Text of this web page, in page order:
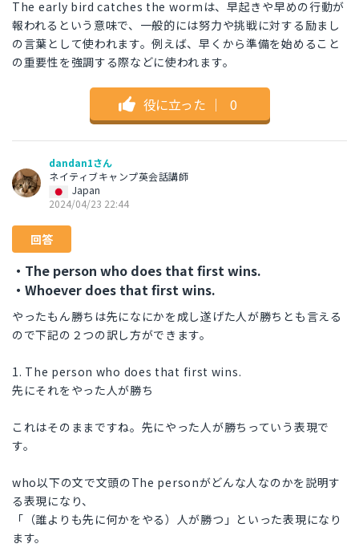
The early bird catches the wormは、早起きや早めの行動が
報われるという意味で、一般的には努力や挑戦に対する励まし
の言葉として使われます。例えば、早くから準備を始めること
の重要性を強調する際などに使われます。
役に立った ｜ 0
dandan1さん
ネイティブキャンプ英会話講師
Japan
2024/04/23 22:44
回答
・The person who does that first wins.
・Whoever does that first wins.
やったもん勝ちは先になにかを成し遂げた人が勝ちとも言える
ので下記の２つの訳し方ができます。
1. The person who does that first wins.
先にそれをやった人が勝ち
これはそのままですね。先にやった人が勝ちっていう表現で
す。
who以下の文で文頭のThe personがどんな人なのかを説明す
る表現になり、
「（誰よりも先に何かをやる）人が勝つ」といった表現になり
ます。